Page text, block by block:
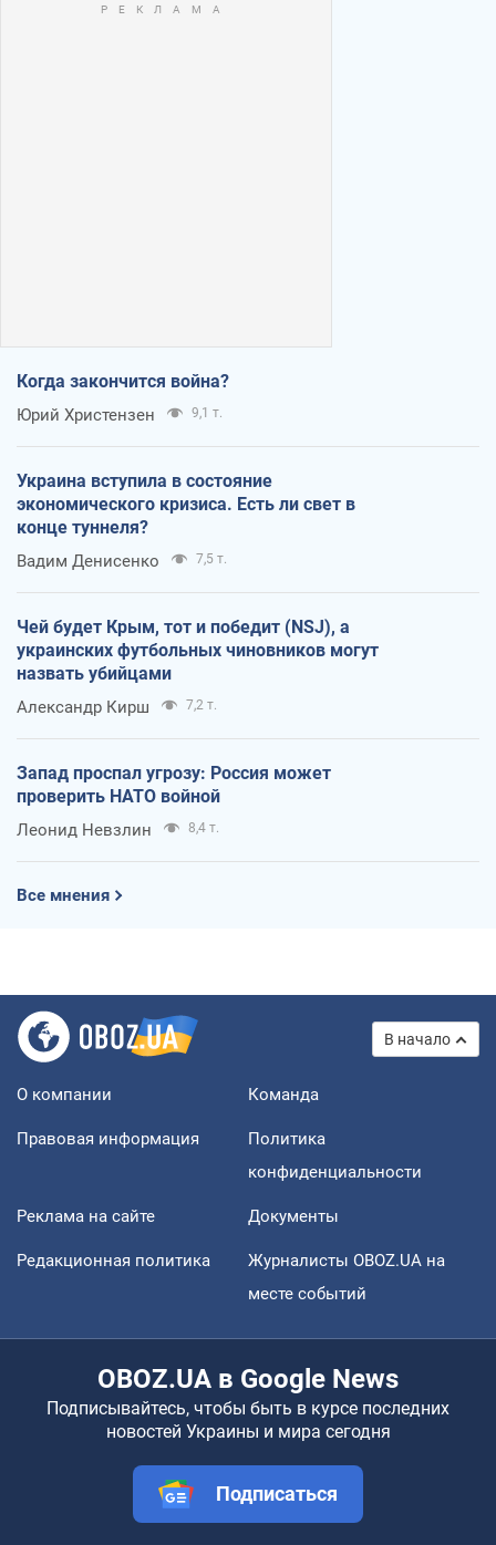
Когда закончится война?
Юрий Христензен 9,1 т.
Украина вступила в состояние
экономического кризиса. Есть ли свет в
конце туннеля?
Вадим Денисенко 7,5 т.
Чей будет Крым, тот и победит (NSJ), а
украинских футбольных чиновников могут
назвать убийцами
Александр Кирш 7,2 т.
Запад проспал угрозу: Россия может
проверить НАТО войной
Леонид Невзлин 8,4 т.
Все мнения
В начало
О компании Команда
Правовая информация
Политика
конфиденциальности
Реклама на сайте Документы
Редакционная политика
Журналисты OBOZ.UA на
месте событий
OBOZ.UA в Google News
Подписывайтесь, чтобы быть в курсе последних
новостей Украины и мира сегодня
Подписаться